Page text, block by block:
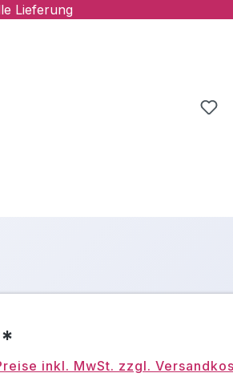
Lieferung
inkl. MwSt. zzgl.